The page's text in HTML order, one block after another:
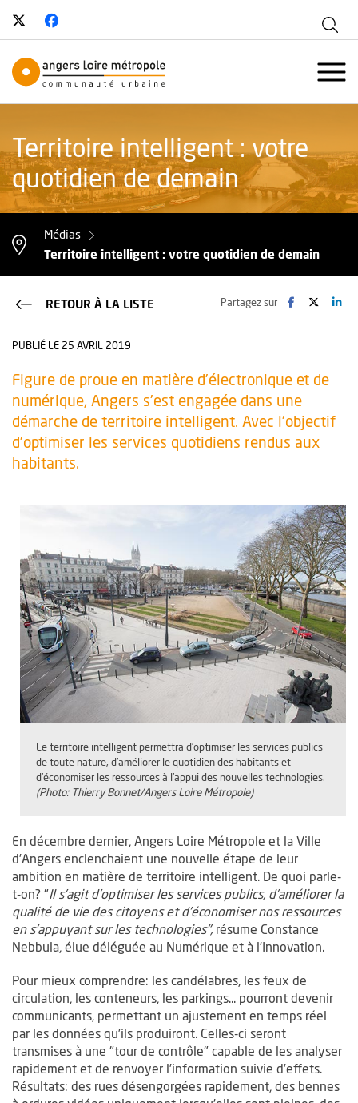
Suivez-nous sur Twitter
, Ouvre une nouvelle fenêtre
Angers Loire Métropole -
Territoire intelligent : votre
quotidien de demain
Médias
Territoire intelligent : votre quotidien de demain
Partagez sur Facebook
, Ouvre une
Twitter
, ,
PUBLIÉ LE 25 AVRIL 2019
RETOUR À LA LISTE
Figure de proue en matière d’électronique et de
numérique, Angers s’est engagée dans une
démarche de territoire intelligent. Avec l’objectif
d’optimiser les services quotidiens rendus aux
habitants.
Le territoire intelligent permettra d’optimiser les services publics
de toute nature, d’améliorer le quotidien des habitants et
d’économiser les ressources à l’appui des nouvelles technologies.
(Photo: Thierry Bonnet/Angers Loire Métropole)
En décembre dernier, Angers Loire Métropole et la Ville
d’Angers enclenchaient une nouvelle étape de leur
ambition en matière de territoire intelligent. De quoi parle-
t-on? "Il s’agit d’optimiser les services publics, d’améliorer la
qualité de vie des citoyens et d’économiser nos ressources
en s’appuyant sur les technologies", résume Constance
Nebbula, élue déléguée au Numérique et à l’Innovation.
Pour mieux comprendre: les candélabres, les feux de
circulation, les conteneurs, les parkings... pourront devenir
communicants, permettant un ajustement en temps réel
par les données qu’ils produiront. Celles-ci seront
transmises à une "tour de contrôle" capable de les analyser
rapidement et de renvoyer l’information suivie d’effets.
Résultats: des rues désengorgées rapidement, des bennes